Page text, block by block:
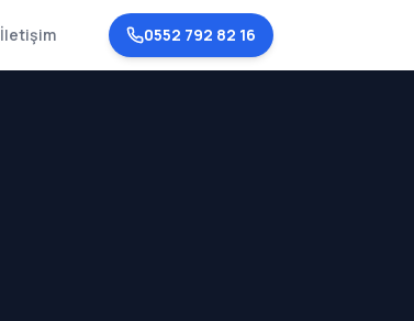
İletişim 0552 792 82 16